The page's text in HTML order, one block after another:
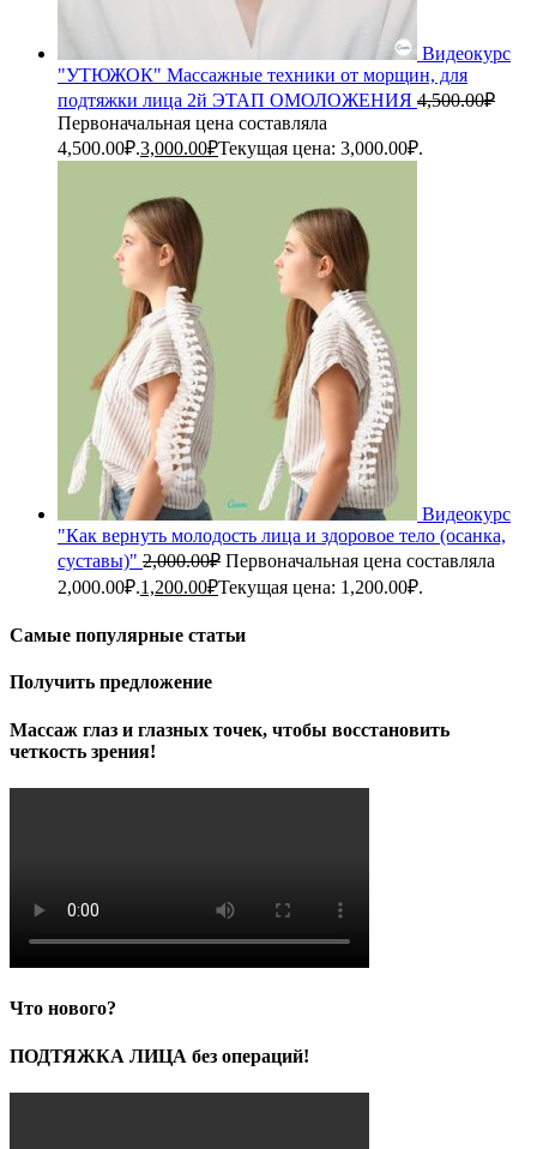
Видеокурс
"УТЮЖОК" Массажные техники от морщин, для
подтяжки лица 2й ЭТАП ОМОЛОЖЕНИЯ 4,500.00₽
Первоначальная цена составляла
4,500.00₽.3,000.00₽Текущая цена: 3,000.00₽.
Видеокурс
"Как вернуть молодость лица и здоровое тело (осанка,
суставы)" 2,000.00₽ Первоначальная цена составляла
2,000.00₽.1,200.00₽Текущая цена: 1,200.00₽.
Самые популярные статьи
Получить предложение
Массаж глаз и глазных точек, чтобы восстановить
четкость зрения!
Что нового?
ПОДТЯЖКА ЛИЦА без операций!